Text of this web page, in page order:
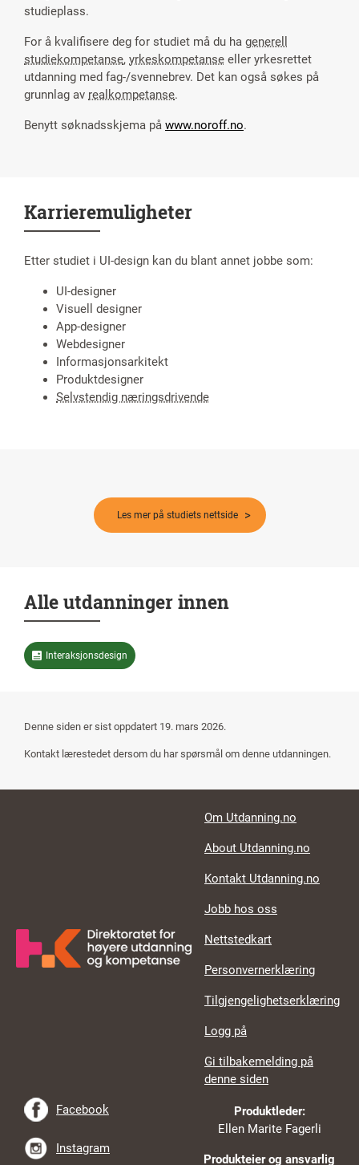
studieplass.
For å kvalifisere deg for studiet må du ha generell
studiekompetanse, yrkeskompetanse eller yrkesrettet
utdanning med fag-/svennebrev. Det kan også søkes på
grunnlag av realkompetanse.
Benytt søknadsskjema på www.noroff.no.
Karrieremuligheter
Etter studiet i UI-design kan du blant annet jobbe som:
UI-designer
Visuell designer
App-designer
Webdesigner
Informasjonsarkitekt
Produktdesigner
Selvstendig næringsdrivende
Les mer på studiets nettside
Alle utdanninger innen
Interaksjonsdesign
Denne siden er sist oppdatert 19. mars 2026.
Kontakt lærestedet dersom du har spørsmål om denne utdanningen.
Footer links
Om Utdanning.no
About Utdanning.no
Kontakt Utdanning.no
Jobb hos oss
Nettstedkart
Personvernerklæring
Tilgjengelighetserklæring
Logg på
Gi tilbakemelding på
denne siden
Produktleder:
Ellen Marite Fagerli
Produkteier og ansvarlig
Facebook
Instagram